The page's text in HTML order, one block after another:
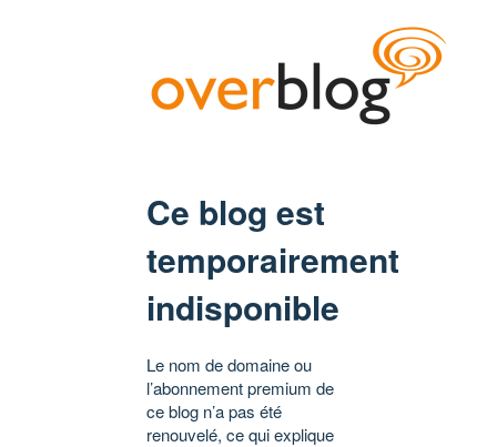
Ce blog est
temporairement
indisponible
Le nom de domaine ou
l’abonnement premium de
ce blog n’a pas été
renouvelé, ce qui explique